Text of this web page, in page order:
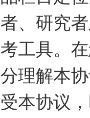
者、研究
考工具。
分理解本
受本协议